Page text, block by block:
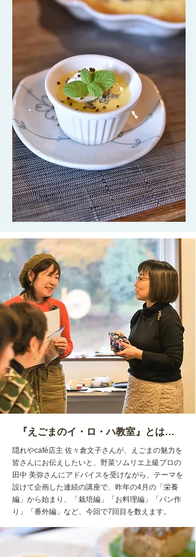
『えごまのイ・ロ・ハ教室』とは…
隠れやcafé店主 佐々倉文子さんが、えごまの魅力を
皆さんにお伝えしたいと、野菜ソムリエ上級プロの
田中 美弥さんにアドバイスを受けながら、テーマを
設けて企画した連続の講座で、昨年の4月の「栄養
編」から始まり、「栽培編」「お料理編」「パン作
り」「番外編」など、今回で7回目を数えます。